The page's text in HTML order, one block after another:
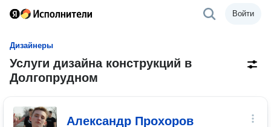
Войти
Дизайнеры
Услуги дизайна конструкций в
Долгопрудном
Александр Прохоров